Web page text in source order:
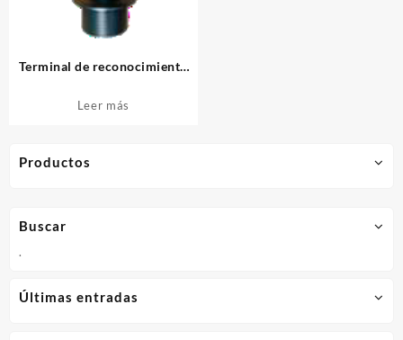
Productos
Terminal de reconocimiento
temperatura
Leer más
Buscar
.
Últimas entradas